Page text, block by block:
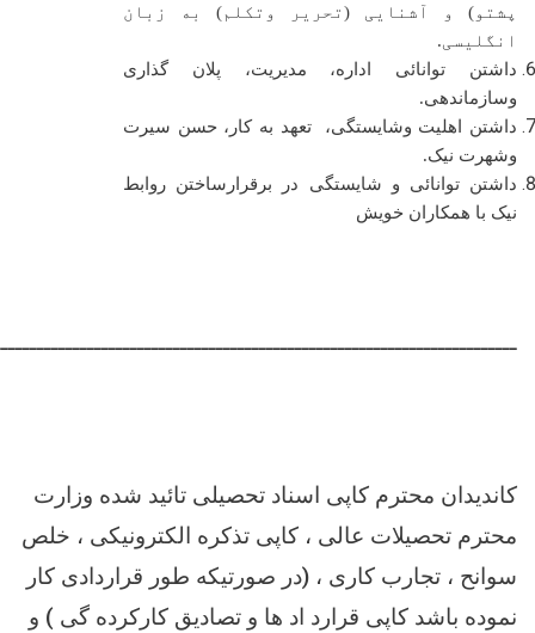
پشتو) و آشنایی (تحریر وتکلم) به زبان
انگلیسی.
داشتن توانائی اداره، مدیریت، پلان گذاری
وسازماندهی.
داشتن اهلیت وشایستگی، تعهد به کار، حسن سیرت
وشهرت نیک.
داشتن توانائی و شایستگی در برقرارساختن روابط
نیک با همکاران خویش
کاندیدان محترم کاپی اسناد تحصیلی تائید شده وزارت
محترم تحصیلات عالی ، کاپی تذکره الکترونیکی ، خلص
سوانح ، تجارب کاری ، (در صورتیکه طور قراردادی کار
نموده باشد کاپی قرارد اد ها و تصادیق کارکرده گی ) و